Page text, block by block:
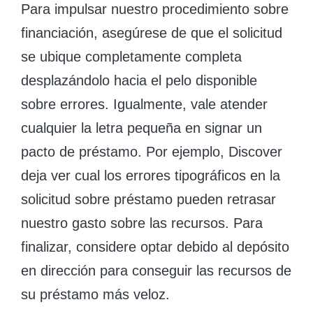
Para impulsar nuestro procedimiento sobre
financiación, asegúrese de que el solicitud
se ubique completamente completa
desplazándolo hacia el pelo disponible
sobre errores. Igualmente, vale atender
cualquier la letra pequeña en signar un
pacto de préstamo. Por ejemplo, Discover
deja ver cual los errores tipográficos en la
solicitud sobre préstamo pueden retrasar
nuestro gasto sobre las recursos. Para
finalizar, considere optar debido al depósito
en dirección para conseguir las recursos de
su préstamo más veloz.